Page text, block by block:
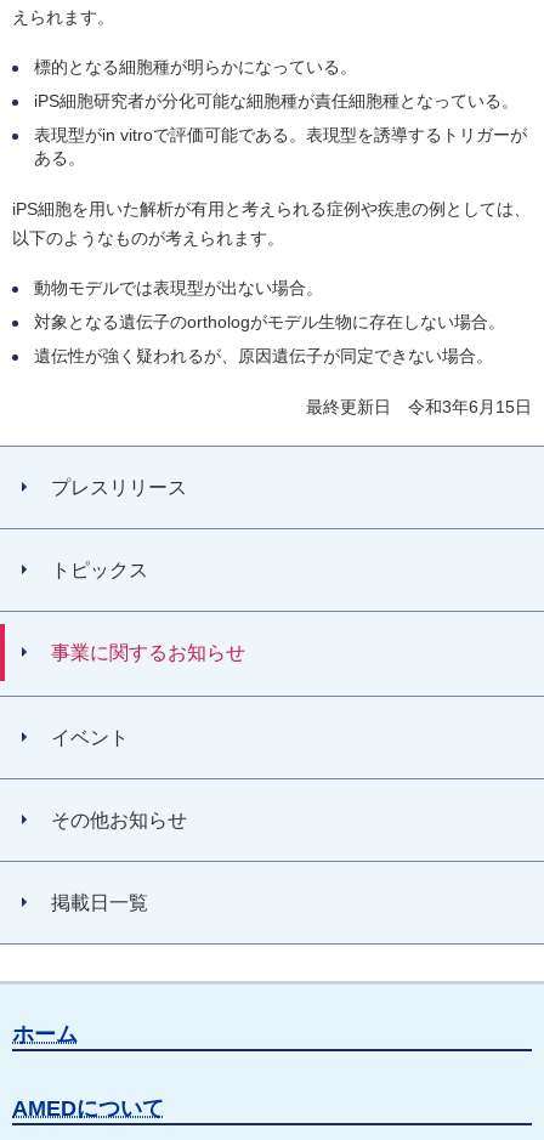
えられます。
標的となる細胞種が明らかになっている。
iPS細胞研究者が分化可能な細胞種が責任細胞種となっている。
表現型がin vitroで評価可能である。表現型を誘導するトリガーが
ある。
iPS細胞を用いた解析が有用と考えられる症例や疾患の例としては、
以下のようなものが考えられます。
動物モデルでは表現型が出ない場合。
対象となる遺伝子のorthologがモデル生物に存在しない場合。
遺伝性が強く疑われるが、原因遺伝子が同定できない場合。
最終更新日 令和3年6月15日
プレスリリース
トピックス
事業に関するお知らせ
イベント
その他お知らせ
掲載日一覧
ホーム
AMEDについて